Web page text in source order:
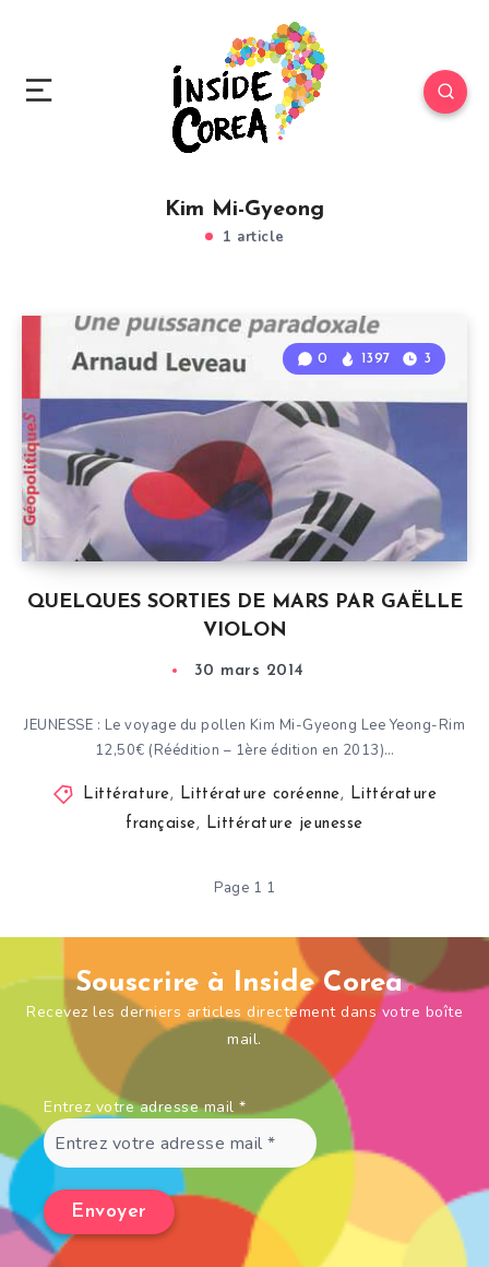
Kim Mi-Gyeong
1 article
QUELQUES SORTIES DE MARS PAR GAËLLE
VIOLON
0 1397 3
30 mars 2014
JEUNESSE : Le voyage du pollen Kim Mi-Gyeong Lee Yeong-Rim
12,50€ (Réédition – 1ère édition en 2013)…
Littérature, Littérature coréenne, Littérature
française, Littérature jeunesse
Page 1 1
Souscrire à Inside Corea
Recevez les derniers articles directement dans votre boîte
mail.
Entrez votre adresse mail *